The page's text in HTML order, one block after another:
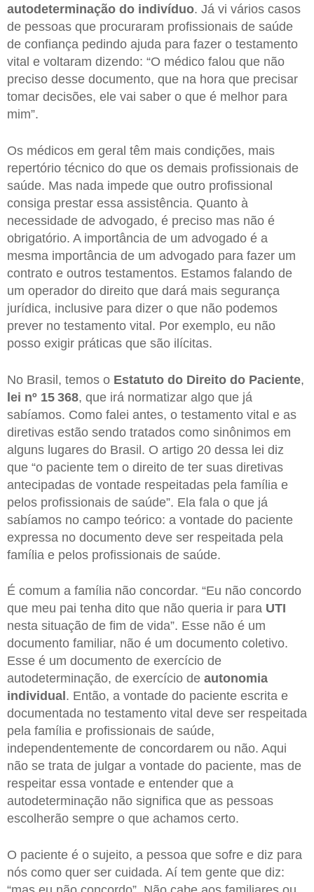
autodeterminação do indivíduo. Já vi vários casos
de pessoas que procuraram profissionais de saúde
de confiança pedindo ajuda para fazer o testamento
vital e voltaram dizendo: “O médico falou que não
preciso desse documento, que na hora que precisar
tomar decisões, ele vai saber o que é melhor para
mim”.
Os médicos em geral têm mais condições, mais
repertório técnico do que os demais profissionais de
saúde. Mas nada impede que outro profissional
consiga prestar essa assistência. Quanto à
necessidade de advogado, é preciso mas não é
obrigatório. A importância de um advogado é a
mesma importância de um advogado para fazer um
contrato e outros testamentos. Estamos falando de
um operador do direito que dará mais segurança
jurídica, inclusive para dizer o que não podemos
prever no testamento vital. Por exemplo, eu não
posso exigir práticas que são ilícitas.
No Brasil, temos o Estatuto do Direito do Paciente,
lei nº 15 368, que irá normatizar algo que já
sabíamos. Como falei antes, o testamento vital e as
diretivas estão sendo tratados como sinônimos em
alguns lugares do Brasil. O artigo 20 dessa lei diz
que “o paciente tem o direito de ter suas diretivas
antecipadas de vontade respeitadas pela família e
pelos profissionais de saúde”. Ela fala o que já
sabíamos no campo teórico: a vontade do paciente
expressa no documento deve ser respeitada pela
família e pelos profissionais de saúde.
É comum a família não concordar. “Eu não concordo
que meu pai tenha dito que não queria ir para UTI
nesta situação de fim de vida”. Esse não é um
documento familiar, não é um documento coletivo.
Esse é um documento de exercício de
autodeterminação, de exercício de autonomia
individual . Então, a vontade do paciente escrita e
documentada no testamento vital deve ser respeitada
pela família e profissionais de saúde,
independentemente de concordarem ou não. Aqui
não se trata de julgar a vontade do paciente, mas de
respeitar essa vontade e entender que a
autodeterminação não significa que as pessoas
escolherão sempre o que achamos certo.
O paciente é o sujeito, a pessoa que sofre e diz para
nós como quer ser cuidada. Aí tem gente que diz: